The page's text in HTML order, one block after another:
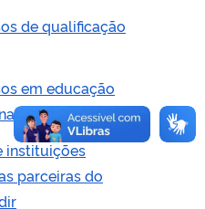
de qualificação
em educação
em saúde
instituições
parceiras do